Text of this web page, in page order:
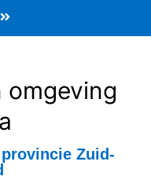
omgeving
Zuid-